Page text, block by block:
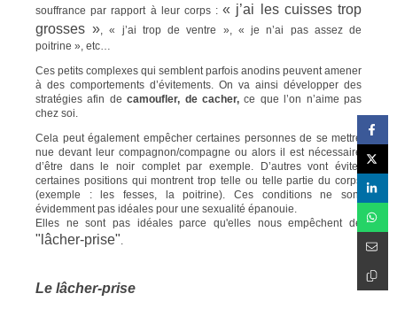
souffrance par rapport à leur corps :« j’ai les cuisses trop
grosses » , « j’ai trop de ventre », « je n’ai pas assez de
poitrine », etc…
Ces petits complexes qui semblent parfois anodins peuvent amener
à des comportements d’évitements. On va ainsi développer des
stratégies afin de camoufler, de cacher, ce que l’on n’aime pas
chez soi.
Cela peut également empêcher certaines personnes de se mettre
nue devant leur compagnon/compagne ou alors il est nécessaire
d’être dans le noir complet par exemple. D’autres vont éviter
certaines positions qui montrent trop telle ou telle partie du corps
(exemple : les fesses, la poitrine). Ces conditions ne sont
évidemment pas idéales pour une sexualité épanouie.
Elles ne sont pas idéales parce qu'elles nous empêchent de
"lâcher-prise"
Le lâcher-prise